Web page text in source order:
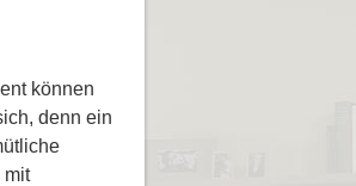
können
denn ein
mit